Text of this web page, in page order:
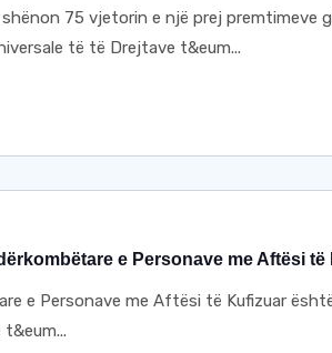
75 vjetorin e një prej premtimeve
të të Drejtave t&eum...
e Personave me Aftësi të
e Personave me Aftësi të Kufizuar